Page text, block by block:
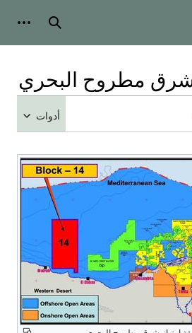
بحث
شرق مطروح البحري
أدوات